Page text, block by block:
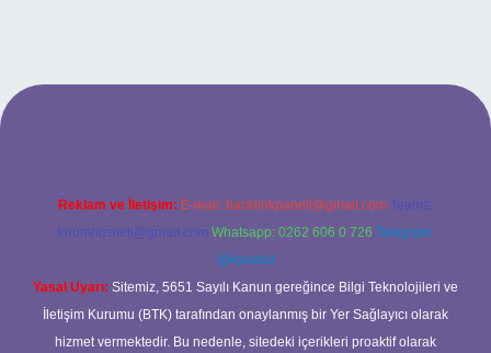
güncel adresi
Reklam ve İletişim: E-mail: backlinkpaneli@gmail.com Teams:
forumhizmeti@gmail.com Whatsapp: 0262 606 0 726 Telegram:
@karabul
Yasal Uyarı: Sitemiz, 5651 Sayılı Kanun gereğince Bilgi Teknolojileri ve
İletişim Kurumu (BTK) tarafından onaylanmış bir Yer Sağlayıcı olarak
hizmet vermektedir. Bu nedenle, sitedeki içerikleri proaktif olarak